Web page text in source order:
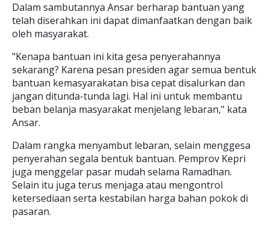
Dalam sambutannya Ansar berharap bantuan yang
telah diserahkan ini dapat dimanfaatkan dengan baik
oleh masyarakat.
"Kenapa bantuan ini kita gesa penyerahannya
sekarang? Karena pesan presiden agar semua bentuk
bantuan kemasyarakatan bisa cepat disalurkan dan
jangan ditunda-tunda lagi. Hal ini untuk membantu
beban belanja masyarakat menjelang lebaran," kata
Ansar.
Dalam rangka menyambut lebaran, selain menggesa
penyerahan segala bentuk bantuan. Pemprov Kepri
juga menggelar pasar mudah selama Ramadhan.
Selain itu juga terus menjaga atau mengontrol
ketersediaan serta kestabilan harga bahan pokok di
pasaran.